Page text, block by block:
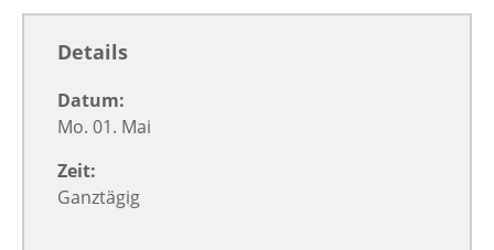
Details
Datum:
Mo. 01. Mai
Zeit:
Ganztägig